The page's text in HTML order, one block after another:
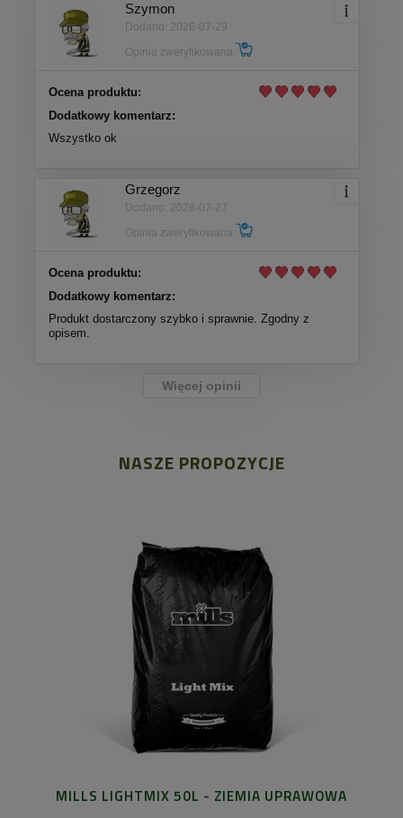
Szymon
Dodano: 2026-07-29
Opinia zweryfikowana
Ocena produktu:
Dodatkowy komentarz:
Wszystko ok
Grzegorz
Dodano: 2026-07-27
Opinia zweryfikowana
Ocena produktu:
Dodatkowy komentarz:
Produkt dostarczony szybko i sprawnie. Zgodny z
opisem.
Więcej opinii
NASZE PROPOZYCJE
MILLS LIGHTMIX 50L - ZIEMIA UPRAWOWA